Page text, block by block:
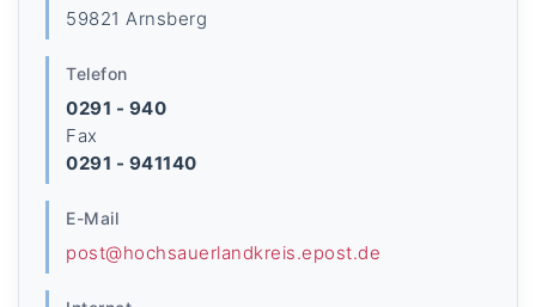
59821 Arnsberg
Telefon
0291 - 940
Fax
0291 - 941140
E-Mail
post@hochsauerlandkreis.epost.de